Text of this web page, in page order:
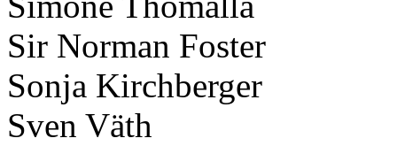
Sir Norman Foster
Sonja Kirchberger
Sven Väth